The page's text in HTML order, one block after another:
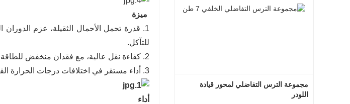
ميزة
للتآكل.
2. كفاءة نقل عالية، مع فقدان منخفض للطاقة، وضوضاء منخفضة، واهتزاز منخفض، مما يحسن من اقتصاد الوقود للآلة بأكملها.
3. أداء مستقر في اختلافات درجات الحرارة القصوى والبيئات المتربة والرطبة، وخالٍ من التعطل أو الفشل.
أداء
اللودر